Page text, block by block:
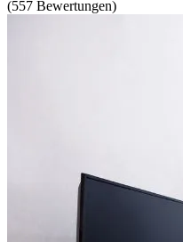
(557 Bewertungen)